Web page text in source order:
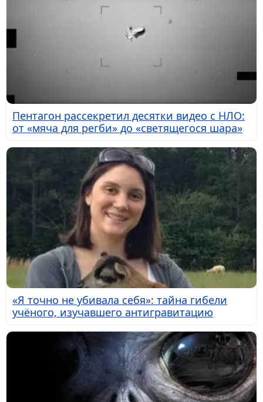
Пентагон рассекретил десятки видео с НЛО:
от «мяча для регби» до «светящегося шара»
«Я точно не убивала себя»: тайна гибели
учёного, изучавшего антигравитацию